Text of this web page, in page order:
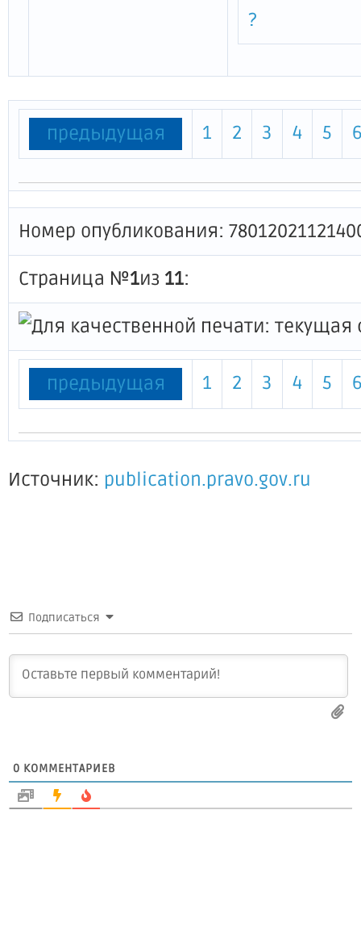
?
предыдущая 1 2 3 4 5
Номер опубликования:
Страница №1из 11:
предыдущая 1 2 3 4 5
Источник: publication.pravo.gov.ru
Подписаться
0 КОММЕНТАРИЕВ